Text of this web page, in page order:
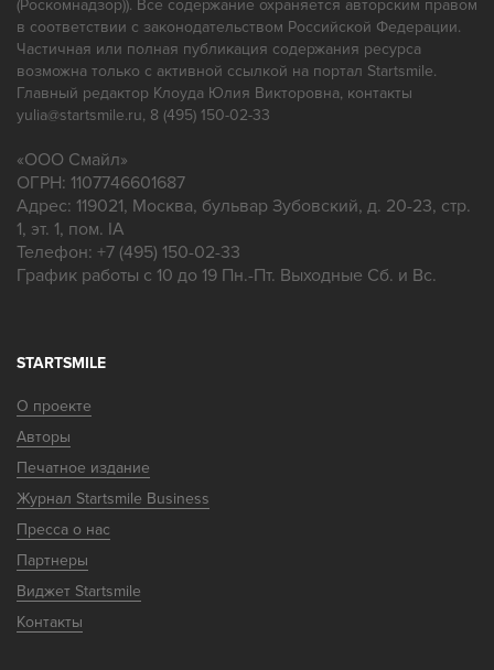
(Роскомнадзор)). Все содержание охраняется авторским правом
в соответствии с законодательством Российской Федерации.
Частичная или полная публикация содержания ресурса
возможна только с активной ссылкой на портал Startsmile.
Главный редактор Клоуда Юлия Викторовна, контакты
yulia@startsmile.ru, 8 (495) 150-02-33
«ООО Смайл»
ОГРН: 1107746601687
Адрес: 119021, Москва, бульвар Зубовский, д. 20-23, стр.
1, эт. 1, пом. IA
Телефон: +7 (495) 150-02-33
График работы с 10 до 19 Пн.-Пт. Выходные Сб. и Вс.
STARTSMILE
О проекте
Авторы
Печатное издание
Журнал Startsmile Business
Пресса о нас
Партнеры
Виджет Startsmile
Контакты